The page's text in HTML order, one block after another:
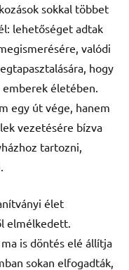
sokkal többet
lehetőséget adtak
valódi
hogy
életében.
egy út vége, hanem
vezetésére bízva
tartozni,
élet
elmélkedett.
is döntés elé állítja
sokan elfogadták,